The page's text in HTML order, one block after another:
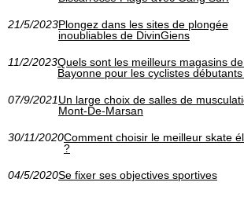
21/5/2023Plongez dans les sites de plongée
inoubliables de DivinGiens
11/2/2023Quels sont les meilleurs magasins
Bayonne pour les cyclistes
07/9/2021Un large choix de salles de
Mont-De-Marsan
30/11/2020Comment choisir le meilleur skate
?
04/5/2020Se fixer ses objectives sportives